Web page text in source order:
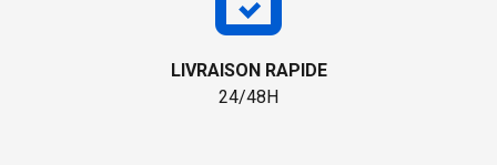
LIVRAISON RAPIDE
24/48H